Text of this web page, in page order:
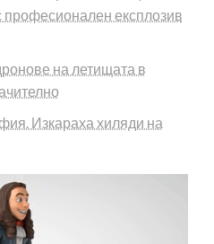
професионален експлозив
на летищата в
Изкараха хиляди на